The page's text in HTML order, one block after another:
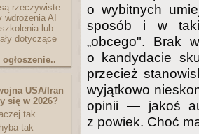
rzeczywiste
wdrożenia AI
lub
dotyczące
ogłoszenie..
USA/Iran
się w 2026?
tak
tak
o wybitnych
sposób i w
„obcego". Brak
o kandydacie
przecież
wyjątkowo
opinii — jakoś
z powiek. Choć